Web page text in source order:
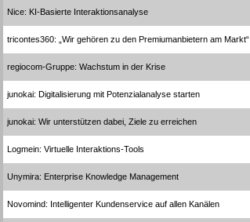
Nice: KI-Basierte Interaktionsanalyse
tricontes360: „Wir gehören zu den Premiumanbietern am Markt“
regiocom-Gruppe: Wachstum in der Krise
junokai: Digitalisierung mit Potenzialanalyse starten
junokai: Wir unterstützen dabei, Ziele zu erreichen
Logmein: Virtuelle Interaktions-Tools
Unymira: Enterprise Knowledge Management
Novomind: Intelligenter Kundenservice auf allen Kanälen